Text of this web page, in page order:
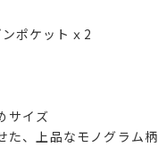
ポケットｘ2
サイズ
た、上品なモノグラム柄